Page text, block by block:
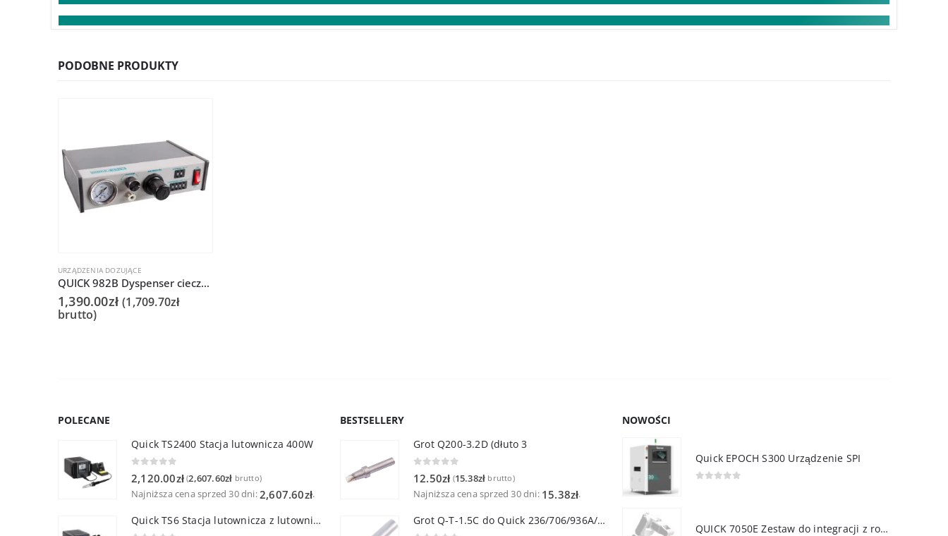
PODOBNE PRODUKTY
URZĄDZENIA DOZUJĄCE
QUICK 982B Dyspenser cieczy i past
1,390.00zł (1,709.70zł
brutto)
POLECANE
Quick TS2400 Stacja lutownicza 400W
2,120.00zł (2,607.60zł brutto)
Najniższa cena sprzed 30 dni:2,607.60zł.
Quick TS6 Stacja lutownicza z lutownicą pincetową 60W
BESTSELLERY
Grot Q200-3.2D (dłuto 3
12.50zł (15.38zł brutto)
Najniższa cena sprzed 30 dni: 15.38zł.
Grot Q-T-1.5C do Quick 236/706/936A/3104/3102/TS1100
NOWOŚCI
Quick EPOCH S300 Urządzenie SPI
QUICK 7050E Zestaw do integracji z robotem